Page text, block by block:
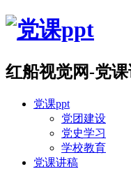
红船视觉网-党
党课ppt
党团建设
党史学习
学校教育
党课讲稿